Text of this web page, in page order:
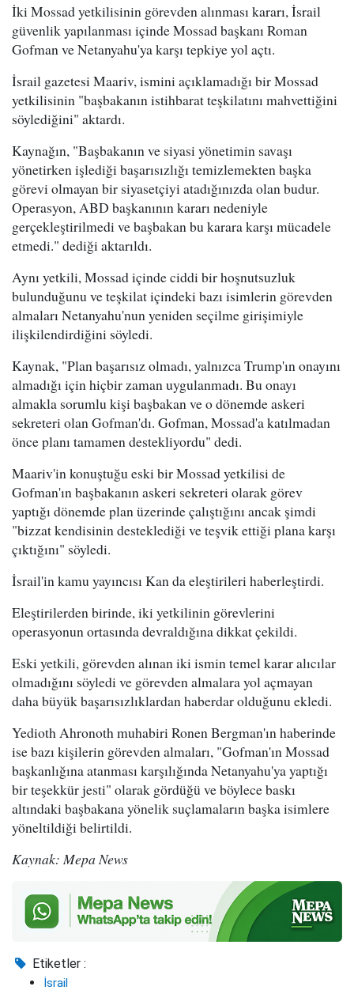
İki Mossad yetkilisinin görevden alınması kararı, İsrail
güvenlik yapılanması içinde Mossad başkanı Roman
Gofman ve Netanyahu'ya karşı tepkiye yol açtı.
İsrail gazetesi Maariv, ismini açıklamadığı bir Mossad
yetkilisinin "başbakanın istihbarat teşkilatını mahvettiğini
söylediğini" aktardı.
Kaynağın, "Başbakanın ve siyasi yönetimin savaşı
yönetirken işlediği başarısızlığı temizlemekten başka
görevi olmayan bir siyasetçiyi atadığınızda olan budur.
Operasyon, ABD başkanının kararı nedeniyle
gerçekleştirilmedi ve başbakan bu karara karşı mücadele
etmedi." dediği aktarıldı.
Aynı yetkili, Mossad içinde ciddi bir hoşnutsuzluk
bulunduğunu ve teşkilat içindeki bazı isimlerin görevden
almaları Netanyahu'nun yeniden seçilme girişimiyle
ilişkilendirdiğini söyledi.
Kaynak, "Plan başarısız olmadı, yalnızca Trump'ın onayını
almadığı için hiçbir zaman uygulanmadı. Bu onayı
almakla sorumlu kişi başbakan ve o dönemde askeri
sekreteri olan Gofman'dı. Gofman, Mossad'a katılmadan
önce planı tamamen destekliyordu" dedi.
Maariv'in konuştuğu eski bir Mossad yetkilisi de
Gofman'ın başbakanın askeri sekreteri olarak görev
yaptığı dönemde plan üzerinde çalıştığını ancak şimdi
"bizzat kendisinin desteklediği ve teşvik ettiği plana karşı
çıktığını" söyledi.
İsrail'in kamu yayıncısı Kan da eleştirileri haberleştirdi.
Eleştirilerden birinde, iki yetkilinin görevlerini
operasyonun ortasında devraldığına dikkat çekildi.
Eski yetkili, görevden alınan iki ismin temel karar alıcılar
olmadığını söyledi ve görevden almalara yol açmayan
daha büyük başarısızlıklardan haberdar olduğunu ekledi.
Yedioth Ahronoth muhabiri Ronen Bergman'ın haberinde
ise bazı kişilerin görevden almaları, "Gofman'ın Mossad
başkanlığına atanması karşılığında Netanyahu'ya yaptığı
bir teşekkür jesti" olarak gördüğü ve böylece baskı
altındaki başbakana yönelik suçlamaların başka isimlere
yöneltildiği belirtildi.
Kaynak: Mepa News
Etiketler :
İsrail